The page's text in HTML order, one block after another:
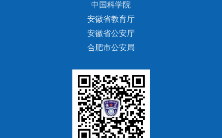
中国科学院
安徽省教育厅
安徽省公安厅
合肥市公安局